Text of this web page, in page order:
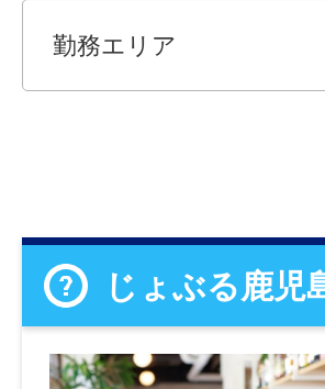
勤務エリア
じょぶる鹿児